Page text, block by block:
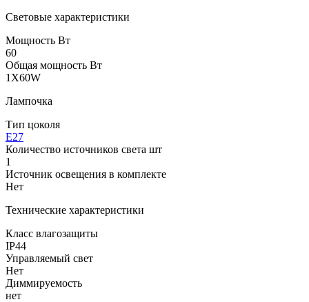
Световые характеристики
Мощность Вт
60
Общая мощность Вт
1X60W
Лампочка
Тип цоколя
E27
Количество источников света шт
1
Источник освещения в комплекте
Нет
Технические характеристики
Класс влагозащиты
IP44
Управляемый свет
Нет
Диммируемость
нет